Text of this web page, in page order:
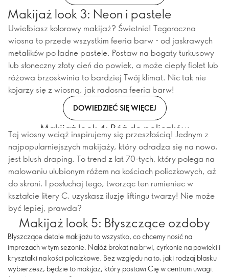
Makijaż look 3: Neon i pastele
Uwielbiasz kolorowy makijaż? Świetnie! Tegoroczna
wiosna to przede wszystkim feeria barw - od jaskrawych
metalików po ładne pastele. Postaw na bogaty turkusowy
lub słoneczny złoty cień do powiek, a może ciepły fiolet lub
różowa brzoskwinia to bardziej Twój klimat. Nic tak nie
kojarzy się z wiosną, jak radosna feeria barw!
DOWIEDZIEĆ SIĘ WIĘCEJ
Makijaż look 4: Róż do policzków
Tej wiosny wciąż inspirujemy się przeszłością! Jednym z
najpopularniejszych makijaży, który odradza się na nowo,
jest blush draping. To trend z lat 70-tych, który polega na
malowaniu ulubionym różem na kościach policzkowych, aż
do skroni. I posłuchaj tego, tworząc ten rumieniec w
kształcie litery C, uzyskasz iluzję liftingu twarzy! Nie może
być lepiej, prawda?
Makijaż look 5: Błyszczące ozdoby
Błyszczące detale makijażu to wszystko, co chcemy nosić na
imprezach w tym sezonie. Nałóż brokat na brwi, cyrkonie na powieki i
kryształki na kości policzkowe. Bez względu na to, jaki rodzaj blasku
wybierzesz, będzie to makijaż, który postawi Cię w centrum uwagi.